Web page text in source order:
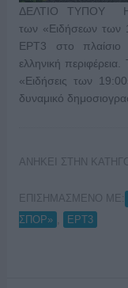
ΔΕΛΤΙΟ ΤΥΠΟΥ Η
των «Ειδήσεων των
ΕΡΤ3 στο πλαίσιο
ελληνική
«Ειδήσεις των
δυναμικό
ΑΝΗΚΕΙ ΣΤΗΝ
ΕΠΙΣΗΜΑΣΜΕΝΟ ΜΕ:
ΣΠΟΡ»
ΕΡΤ3